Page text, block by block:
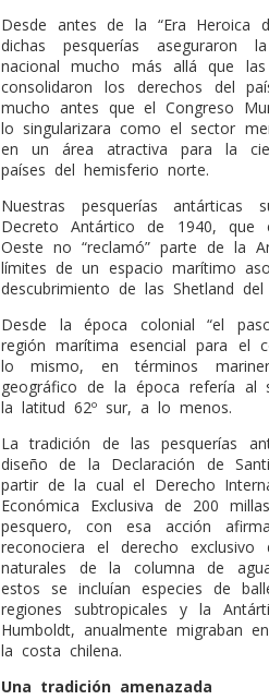
Desde antes de la “Era Heroica
dichas pesquerías aseguraron
nacional mucho más allá que
consolidaron los derechos del
mucho antes que el Congreso
lo singularizara como el sector
en un área atractiva para la
países del hemisferio norte.
Nuestras pesquerías antárticas
Decreto Antártico de 1940, que
Oeste no “reclamó” parte de la
límites de un espacio marítimo
descubrimiento de las Shetland del
Desde la época colonial “el
región marítima esencial para el
lo mismo, en términos
geográfico de la época refería al
la latitud 62º sur, a lo menos.
La tradición de las pesquerías
diseño de la Declaración de
partir de la cual el Derecho
Económica Exclusiva de 200
pesquero, con esa acción
reconociera el derecho
naturales de la columna de
estos se incluían especies de
regiones subtropicales y la
Humboldt, anualmente migraban
la costa chilena.
Una tradición amenazada